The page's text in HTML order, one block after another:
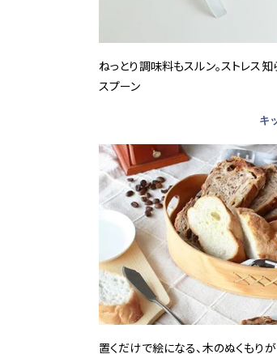
ねっとり調味料もスルン。ストレス
スプーン
キ
置くだけで絵になる、木のぬくもり